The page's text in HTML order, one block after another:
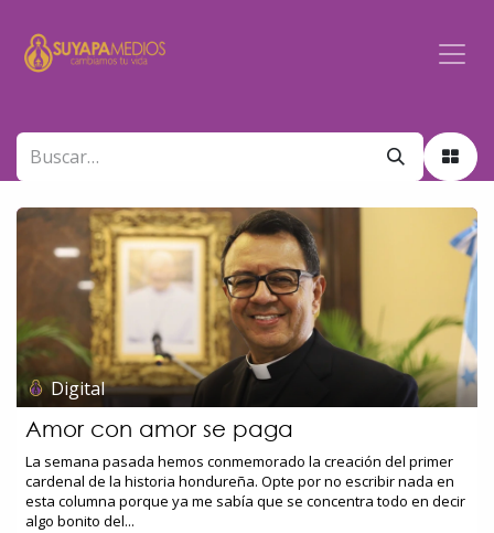
Digital
Amor con amor se paga
La semana pasada hemos conmemorado la creación del primer
cardenal de la historia hondureña. Opte por no escribir nada en
esta columna porque ya me sabía que se concentra todo en decir
algo bonito del...